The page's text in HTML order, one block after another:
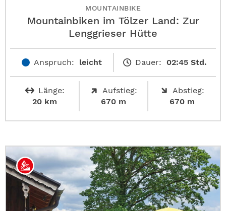
MOUNTAINBIKE
Mountainbiken im Tölzer Land: Zur
Lenggrieser Hütte
Anspruch: leicht Dauer: 02:45 Std.
Länge:
20 km
Aufstieg:
670 m
Abstieg:
670 m